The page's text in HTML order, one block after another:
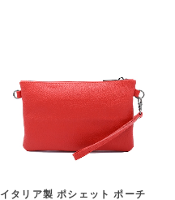
イタリア製 ポシェット ポーチ